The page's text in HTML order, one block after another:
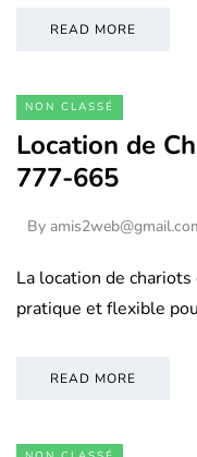
READ MORE
NON CLASSÉ
Location de
777-665
By
La location de
pratique et flexible
READ MORE